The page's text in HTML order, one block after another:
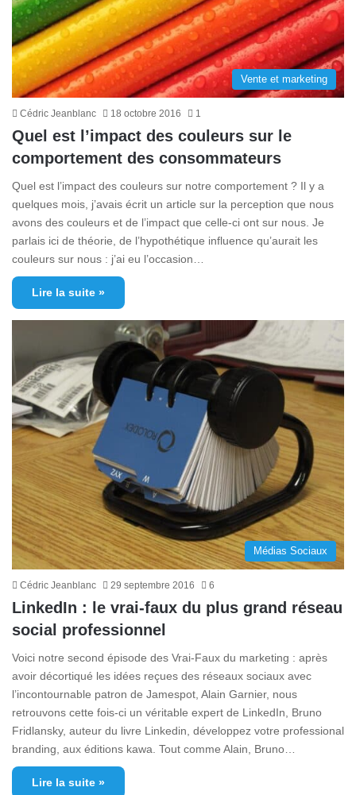
Vente et marketing
Cédric Jeanblanc 18 octobre 2016 1
Quel est l’impact des couleurs sur le
comportement des consommateurs
Quel est l’impact des couleurs sur notre comportement ? Il y a
quelques mois, j’avais écrit un article sur la perception que nous
avons des couleurs et de l’impact que celle-ci ont sur nous. Je
parlais ici de théorie, de l’hypothétique influence qu’aurait les
couleurs sur nous : j’ai eu l’occasion…
Lire la suite »
Médias Sociaux
Cédric Jeanblanc 29 septembre 2016 6
LinkedIn : le vrai-faux du plus grand réseau
social professionnel
Voici notre second épisode des Vrai-Faux du marketing : après
avoir décortiqué les idées reçues des réseaux sociaux avec
l’incontournable patron de Jamespot, Alain Garnier, nous
retrouvons cette fois-ci un véritable expert de LinkedIn, Bruno
Fridlansky, auteur du livre Linkedin, développez votre professional
branding, aux éditions kawa. Tout comme Alain, Bruno…
Lire la suite »